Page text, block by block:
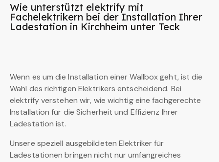
Wie unterstützt elektrify mit
Fachelektrikern bei der Installation Ihrer
Ladestation in Kirchheim unter Teck
Wenn es um die Installation einer Wallbox geht, ist die
Wahl des richtigen Elektrikers entscheidend. Bei
elektrify verstehen wir, wie wichtig eine fachgerechte
Installation für die Sicherheit und Effizienz Ihrer
Ladestation ist.
Unsere speziell ausgebildeten Elektriker für
Ladestationen bringen nicht nur umfangreiches